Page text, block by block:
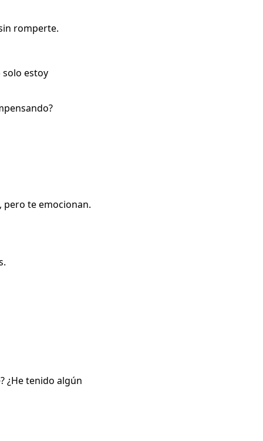
romperte.
solo estoy
pero te emocionan.
¿He tenido algún